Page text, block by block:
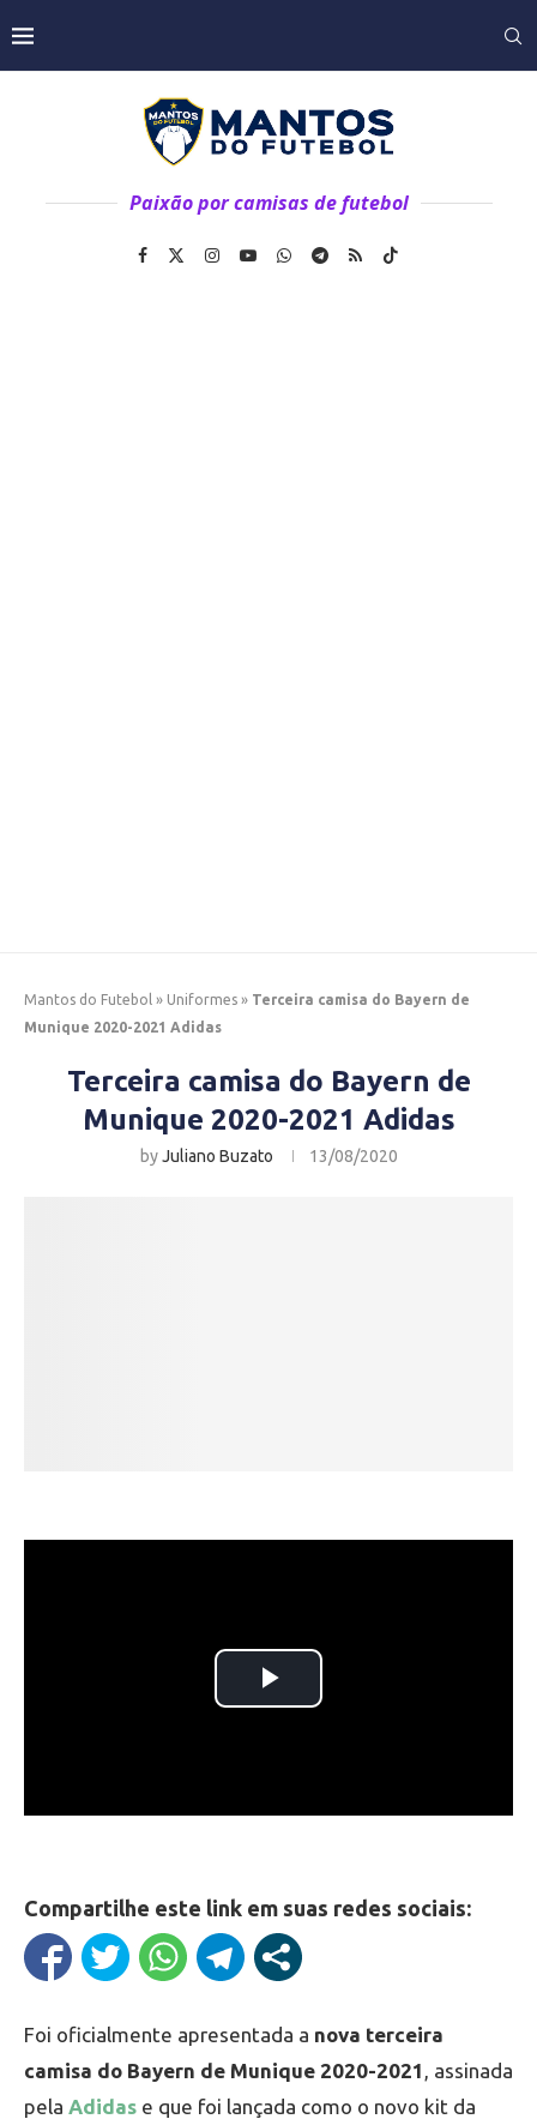
Paixão por camisas de futebol
Mantos do Futebol » Uniformes » Terceira camisa do Bayern de
Munique 2020-2021 Adidas
Terceira camisa do Bayern de
Munique 2020-2021 Adidas
byJuliano Buzato 13/08/2020
Compartilhe este link em suas redes sociais:
Foi oficialmente apresentada a nova terceira
camisa do Bayern de Munique 2020-2021 , assinada
pela Adidas e que foi lançada como o novo kit da